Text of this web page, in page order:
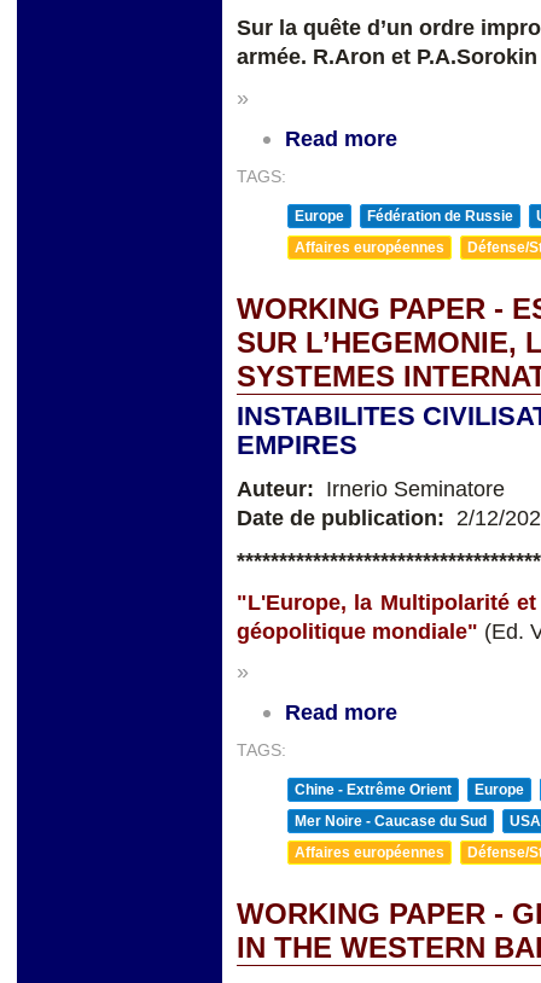
Sur la quête d’un ordre
armée. R.Aron et P.A.Sorokin
»
Read more
TAGS:
Europe Fédération de Russie
Affaires européennes
Défense/
WORKING PAPER -
SUR L’HEGEMONIE,
SYSTEMES
INSTABILITES
EMPIRES
Auteur: Irnerio Seminatore
Date de publication: 2/12/
**
"L'Europe, la Multipolarité
géopolitique mondiale" (Ed.
»
Read more
TAGS:
Chine - Extrême Orient
Europe
Mer Noire - Caucase du Sud
USA
Affaires européennes
Défense/
WORKING PAPER -
IN THE WESTERN